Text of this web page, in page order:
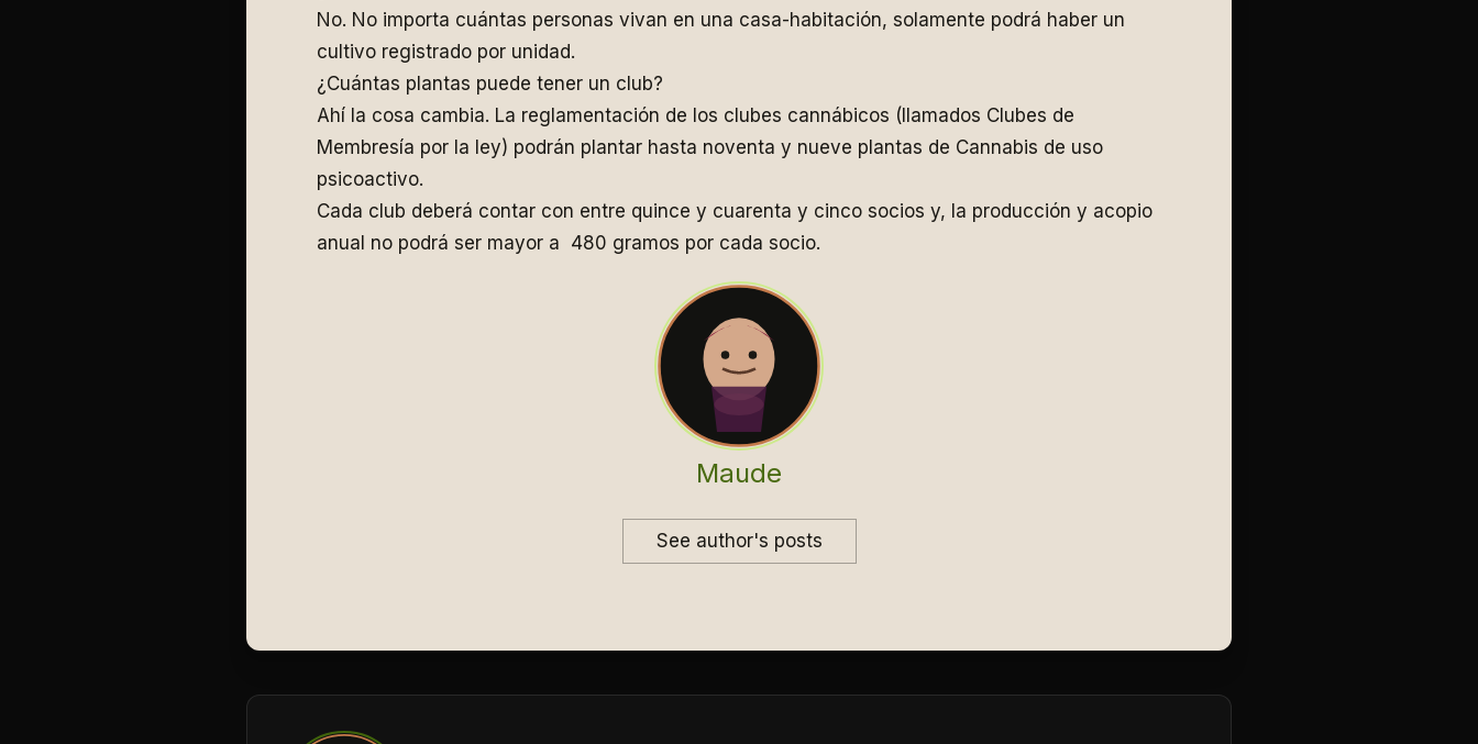
No. No importa cuántas personas vivan en una casa-habitación, solamente podrá haber un
cultivo registrado por unidad.
¿Cuántas plantas puede tener un club?
Ahí la cosa cambia. La reglamentación de los clubes cannábicos (llamados Clubes de
Membresía por la ley) podrán plantar hasta noventa y nueve plantas de Cannabis de uso
psicoactivo.
Cada club deberá contar con entre quince y cuarenta y cinco socios y, la producción y acopio
anual no podrá ser mayor a 480 gramos por cada socio.
Maude
See author's posts